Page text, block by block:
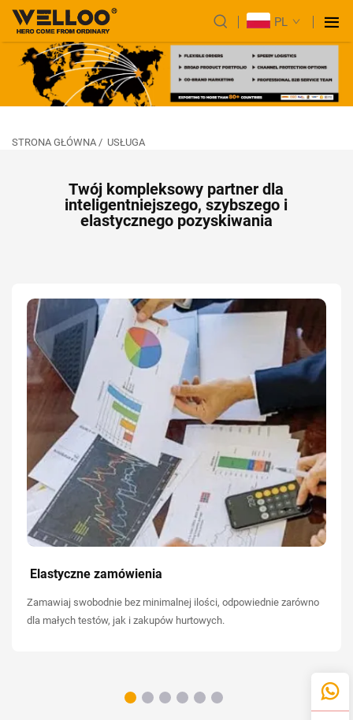
PL
STRONA GŁÓWNA / USŁUGA
Twój kompleksowy partner dla
inteligentniejszego, szybszego i
elastycznego pozyskiwania
Elastyczne zamówienia
Zamawiaj swobodnie bez minimalnej ilości, odpowiednie zarówno
dla małych testów, jak i zakupów hurtowych.